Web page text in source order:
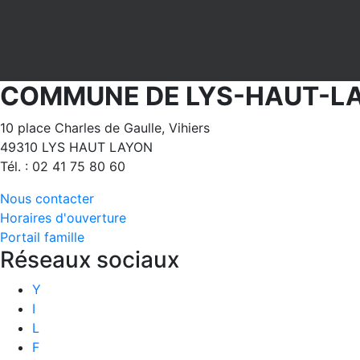
COMMUNE DE LYS-HAUT-
10 place Charles de Gaulle, Vihiers
49310 LYS HAUT LAYON
Tél. : 02 41 75 80 60
Nous contacter
Horaires d'ouverture
Portail famille
Réseaux sociaux
Y
I
L
F